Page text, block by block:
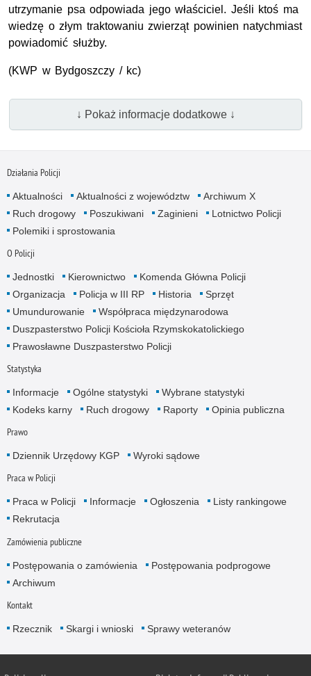
utrzymanie psa odpowiada jego właściciel. Jeśli ktoś ma
wiedzę o złym traktowaniu zwierząt powinien natychmiast
powiadomić służby.
(KWP w Bydgoszczy / kc)
↓ Pokaż informacje dodatkowe ↓
Działania Policji
Aktualności Aktualności z województw
Archiwum X
Ruch drogowy
Poszukiwani Zaginieni
Lotnictwo Policji
Polemiki i sprostowania
O Policji
Jednostki Kierownictwo
Komenda Główna Policji
Organizacja
Policja w III RP Historia
Sprzęt
Umundurowanie
Współpraca międzynarodowa
Duszpasterstwo Policji Kościoła Rzymskokatolickiego
Prawosławne Duszpasterstwo Policji
Statystyka
Informacje Ogólne statystyki
Wybrane statystyki
Kodeks karny
Ruch drogowy Raporty Opinia publiczna
Prawo
Dziennik Urzędowy KGP Wyroki sądowe
Praca w Policji
Praca w Policji Informacje Ogłoszenia
Listy rankingowe
Rekrutacja
Zamówienia publiczne
Postępowania o zamówienia
Postępowania podprogowe
Archiwum
Kontakt
Rzecznik Skargi i wnioski Sprawy weteranów